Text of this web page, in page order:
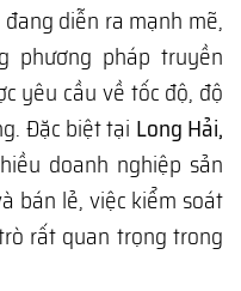
diễn ra mạnh mẽ,
phương pháp truyền
yêu cầu về tốc độ, độ
Đặc biệt tại Long Hải,
doanh nghiệp sản
bán lẻ, việc kiểm soát
rất quan trọng trong